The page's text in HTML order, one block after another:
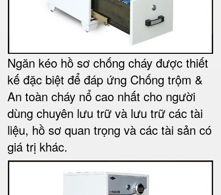
Ngăn kéo hồ sơ chống cháy được thiết
kế đặc biệt để đáp ứng Chống trộm &
An toàn cháy nổ cao nhất cho người
dùng chuyên lưu trữ và lưu trữ các tài
liệu, hồ sơ quan trọng và các tài sản có
giá trị khác.